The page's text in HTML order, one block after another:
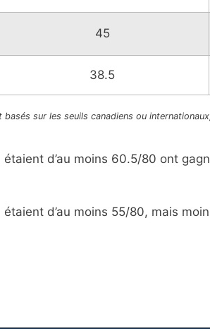
45
38.5
sur les seuils canadiens ou
d’au moins 60.5/80 ont
d’au moins 55/80, mais